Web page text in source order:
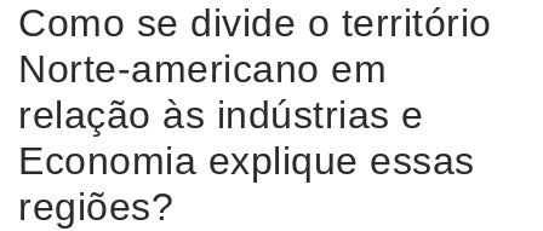
Como se divide o território
Norte-americano em
relação às indústrias e
Economia explique essas
regiões?